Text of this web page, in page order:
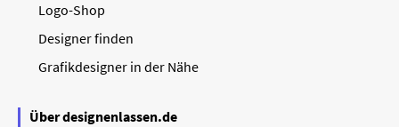
Logo-Shop
Designer finden
Grafikdesigner in der Nähe
Über designenlassen.de